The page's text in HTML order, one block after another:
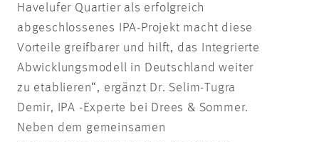
Havelufer Quartier als erfolgreich
abgeschlossenes IPA-Projekt macht diese
Vorteile greifbarer und hilft, das Integrierte
Abwicklungsmodell in Deutschland weiter
zu etablieren“, ergänzt Dr. Selim-Tugra
Demir, IPA -Experte bei Drees & Sommer.
Neben dem gemeinsamen